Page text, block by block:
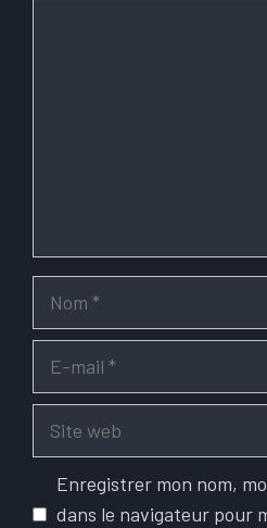
Enregistrer mon nom,
dans le navigateur pour